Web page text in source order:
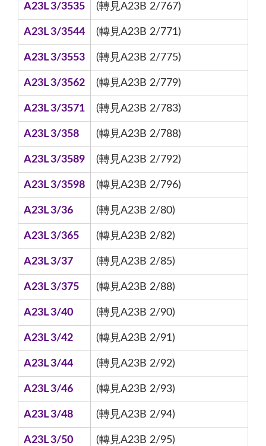
A23L 3/3535 (轉見A23B 2/767)
A23L 3/3544 (轉見A23B 2/771)
A23L 3/3553 (轉見A23B 2/775)
A23L 3/3562 (轉見A23B 2/779)
A23L 3/3571 (轉見A23B 2/783)
A23L 3/358 (轉見A23B 2/788)
A23L 3/3589 (轉見A23B 2/792)
A23L 3/3598 (轉見A23B 2/796)
A23L 3/36 (轉見A23B 2/80)
A23L 3/365 (轉見A23B 2/82)
A23L 3/37 (轉見A23B 2/85)
A23L 3/375 (轉見A23B 2/88)
A23L 3/40 (轉見A23B 2/90)
A23L 3/42 (轉見A23B 2/91)
A23L 3/44 (轉見A23B 2/92)
A23L 3/46 (轉見A23B 2/93)
A23L 3/48 (轉見A23B 2/94)
A23L 3/50 (轉見A23B 2/95)